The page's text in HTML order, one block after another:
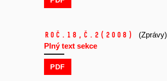
Roč.18, č.2 (2008)
(Zprávy)
Plný text sekce
PDF